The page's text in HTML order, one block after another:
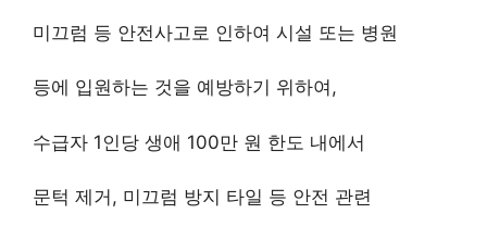
미끄럼 등 안전사고로 인하여 시설 또는 병원
등에 입원하는 것을 예방하기 위하여,
수급자 1인당 생애 100만 원 한도 내에서
문턱 제거, 미끄럼 방지 타일 등 안전 관련